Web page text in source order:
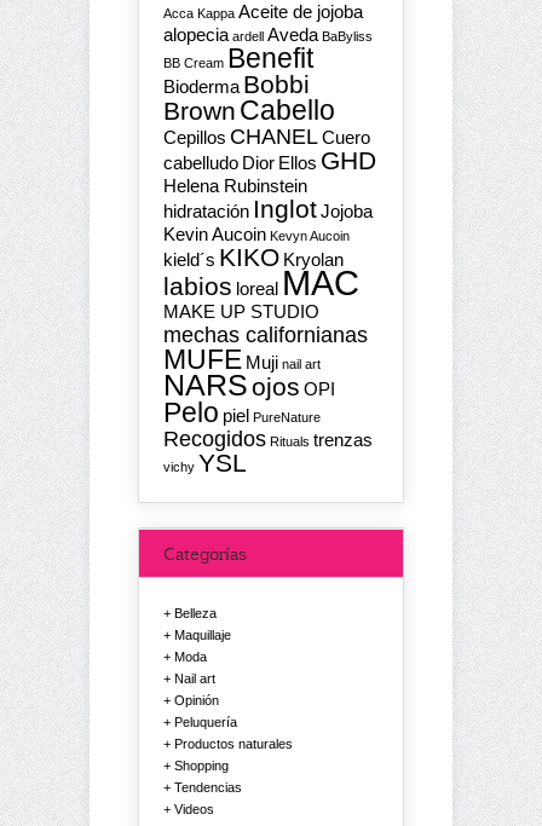
Acca Kappa Aceite de jojoba
alopecia ardell Aveda BaByliss
BB Cream Benefit
Bioderma Bobbi
Brown Cabello
Cepillos CHANELCuero
cabelludo Dior Ellos GHD
Helena Rubinstein
hidratación InglotJojoba
Kevin Aucoin Kevyn Aucoin
kield´s KIKO Kryolan
labios loreal MAC
MAKE UP STUDIO
mechas californianas
MUFE Muji nail art
NARSojos OPI
Pelo piel PureNature
Recogidos Rituals trenzas
vichy YSL
Categorías
Belleza
Maquillaje
Moda
Nail art
Opinión
Peluquería
Productos naturales
Shopping
Tendencias
Videos